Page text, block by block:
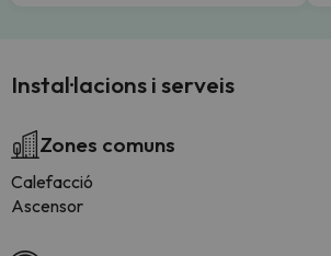
Instal·lacions i serveis
Zones comuns
Calefacció
Ascensor